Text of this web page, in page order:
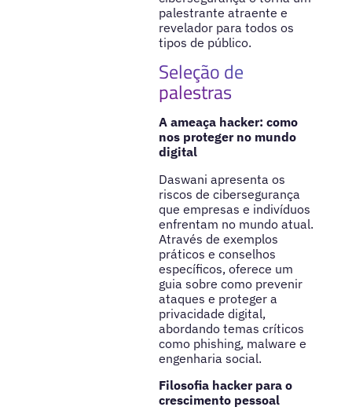
palestrante atraente e
revelador para todos os
tipos de público.
Seleção de
palestras
A ameaça hacker: como
nos proteger no mundo
digital
Daswani apresenta os
riscos de cibersegurança
que empresas e indivíduos
enfrentam no mundo atual.
Através de exemplos
práticos e conselhos
específicos, oferece um
guia sobre como prevenir
ataques e proteger a
privacidade digital,
abordando temas críticos
como phishing, malware e
engenharia social.
Filosofia hacker para o
crescimento pessoal